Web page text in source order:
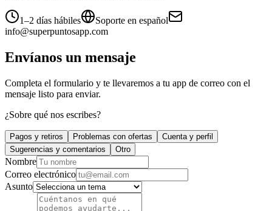
1–2 días hábiles
Soporte en español
info@superpuntosapp.com
Envíanos un mensaje
Completa el formulario y te llevaremos a tu app de correo con el
mensaje listo para enviar.
¿Sobre qué nos escribes?
Pagos y retiros Problemas con ofertas
Cuenta y perfil
Sugerencias y comentarios
Otro
Nombre
Correo electrónico
Asunto